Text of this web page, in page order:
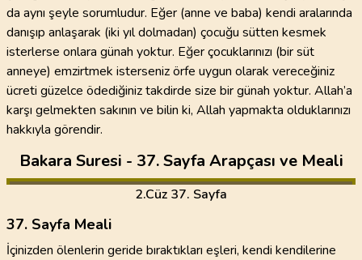
da aynı şeyle sorumludur. Eğer (anne ve baba) kendi aralarında
danışıp anlaşarak (iki yıl dolmadan) çocuğu sütten kesmek
isterlerse onlara günah yoktur. Eğer çocuklarınızı (bir süt
anneye) emzirtmek isterseniz örfe uygun olarak vereceğiniz
ücreti güzelce ödediğiniz takdirde size bir günah yoktur. Allah’a
karşı gelmekten sakının ve bilin ki, Allah yapmakta olduklarınızı
hakkıyla görendir.
Bakara Suresi - 37. Sayfa Arapçası ve Meali
2.Cüz 37. Sayfa
37. Sayfa Meali
İçinizden ölenlerin geride bıraktıkları eşleri, kendi kendilerine